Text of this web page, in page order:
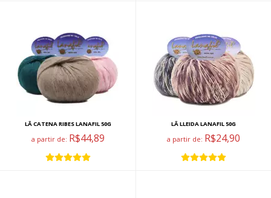
LÃ CATENA RIBES LANAFIL 50G
a partir de: R$44,89
LÃ LLEIDA LANAFIL 50G
a partir de: R$24,90